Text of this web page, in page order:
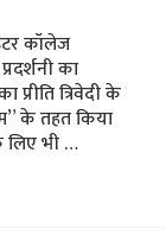
कॉलेज
का
त्रिवेदी के
के तहत किया
लिए भी …